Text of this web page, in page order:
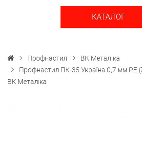
КАТАЛОГ
Профнастил
ВК Металіка
Профнастил ПК-35 Україна 0,7 мм PE
ВК Металіка